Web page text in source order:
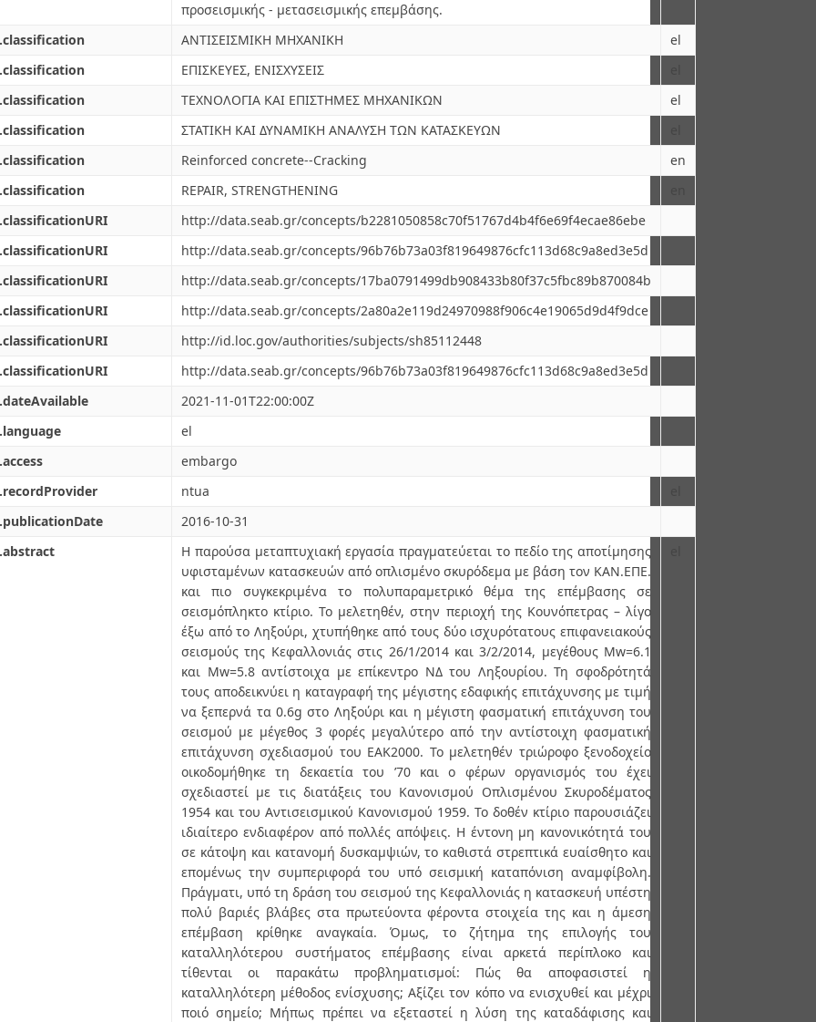
προσεισμικής - μετασεισμικής επεμβάσης.
ΑΝΤΙΣΕΙΣΜΙΚΗ ΜΗΧΑΝΙΚΗ
el
ΕΠΙΣΚΕΥΕΣ, ΕΝΙΣΧΥΣΕΙΣ
ΤΕΧΝΟΛΟΓΙΑ KAI ΕΠΙΣΤΗΜΕΣ ΜΗΧΑΝΙΚΩΝ
el
ΣΤΑΤΙΚΗ ΚΑΙ ΔΥΝΑΜΙΚΗ ΑΝΑΛΥΣΗ ΤΩΝ ΚΑΤΑΣΚΕΥΩΝ
Reinforced concrete--Cracking
en
REPAIR, STRENGTHENING
http://data.seab.gr/concepts/b2281050858c70f51767d4b4f6e69f4ecae86ebe
http://data.seab.gr/concepts/96b76b73a03f819649876cfc113d68c9a8ed3e5d
http://data.seab.gr/concepts/17ba0791499db908433b80f37c5fbc89b870084b
http://data.seab.gr/concepts/2a80a2e119d24970988f906c4e19065d9d4f9dce
http://id.loc.gov/authorities/subjects/sh85112448
http://data.seab.gr/concepts/96b76b73a03f819649876cfc113d68c9a8ed3e5d
2021-11-01T22:00:00Z
el
embargo
ntua
2016-10-31
Η παρούσα μεταπτυχιακή εργασία πραγματεύεται το πεδίο της αποτίμησης
υφισταμένων κατασκευών από οπλισμένο σκυρόδεμα με βάση τον ΚΑΝ.ΕΠΕ.
και πιο συγκεκριμένα το πολυπαραμετρικό θέμα της επέμβασης σε
σεισμόπληκτο κτίριο. Το μελετηθέν, στην περιοχή της Κουνόπετρας – λίγο
έξω από το Ληξούρι, χτυπήθηκε από τους δύο ισχυρότατους επιφανειακούς
σεισμούς της Κεφαλλονιάς στις 26/1/2014 και 3/2/2014, μεγέθους Μw=6.1
και Μw=5.8 αντίστοιχα με επίκεντρο ΝΔ του Ληξουρίου. Τη σφοδρότητά
τους αποδεικνύει η καταγραφή της μέγιστης εδαφικής επιτάχυνσης με τιμή
να ξεπερνά τα 0.6g στο Ληξούρι και η μέγιστη φασματική επιτάχυνση του
σεισμού με μέγεθος 3 φορές μεγαλύτερο από την αντίστοιχη φασματική
επιτάχυνση σχεδιασμού του ΕΑΚ2000. Το μελετηθέν τριώροφο ξενοδοχείο
οικοδομήθηκε τη δεκαετία του ’70 και ο φέρων οργανισμός του έχει
σχεδιαστεί με τις διατάξεις του Κανονισμού Οπλισμένου Σκυροδέματος
1954 και του Αντισεισμικού Κανονισμού 1959. Το δοθέν κτίριο παρουσιάζει
ιδιαίτερο ενδιαφέρον από πολλές απόψεις. Η έντονη μη κανονικότητά του
σε κάτοψη και κατανομή δυσκαμψιών, το καθιστά στρεπτικά ευαίσθητο και
επομένως την συμπεριφορά του υπό σεισμική καταπόνιση αναμφίβολη.
Πράγματι, υπό τη δράση του σεισμού της Κεφαλλονιάς η κατασκευή υπέστη
πολύ βαριές βλάβες στα πρωτεύοντα φέροντα στοιχεία της και η άμεση
επέμβαση κρίθηκε αναγκαία. Όμως, το ζήτημα της επιλογής του
καταλληλότερου συστήματος επέμβασης είναι αρκετά περίπλοκο και
τίθενται οι παρακάτω προβληματισμοί: Πώς θα αποφασιστεί η
καταλληλότερη μέθοδος ενίσχυσης; Αξίζει τον κόπο να ενισχυθεί και μέχρι
ποιό σημείο; Μήπως πρέπει να εξεταστεί η λύση της καταδάφισης και